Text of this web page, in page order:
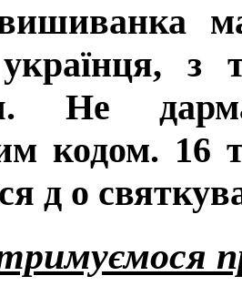
з
Не
кодом. 16
д о